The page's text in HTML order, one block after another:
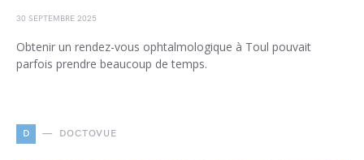
30 SEPTEMBRE 2025
Obtenir un rendez-vous ophtalmologique à Toul pouvait
parfois prendre beaucoup de temps.
D DOCTOVUE